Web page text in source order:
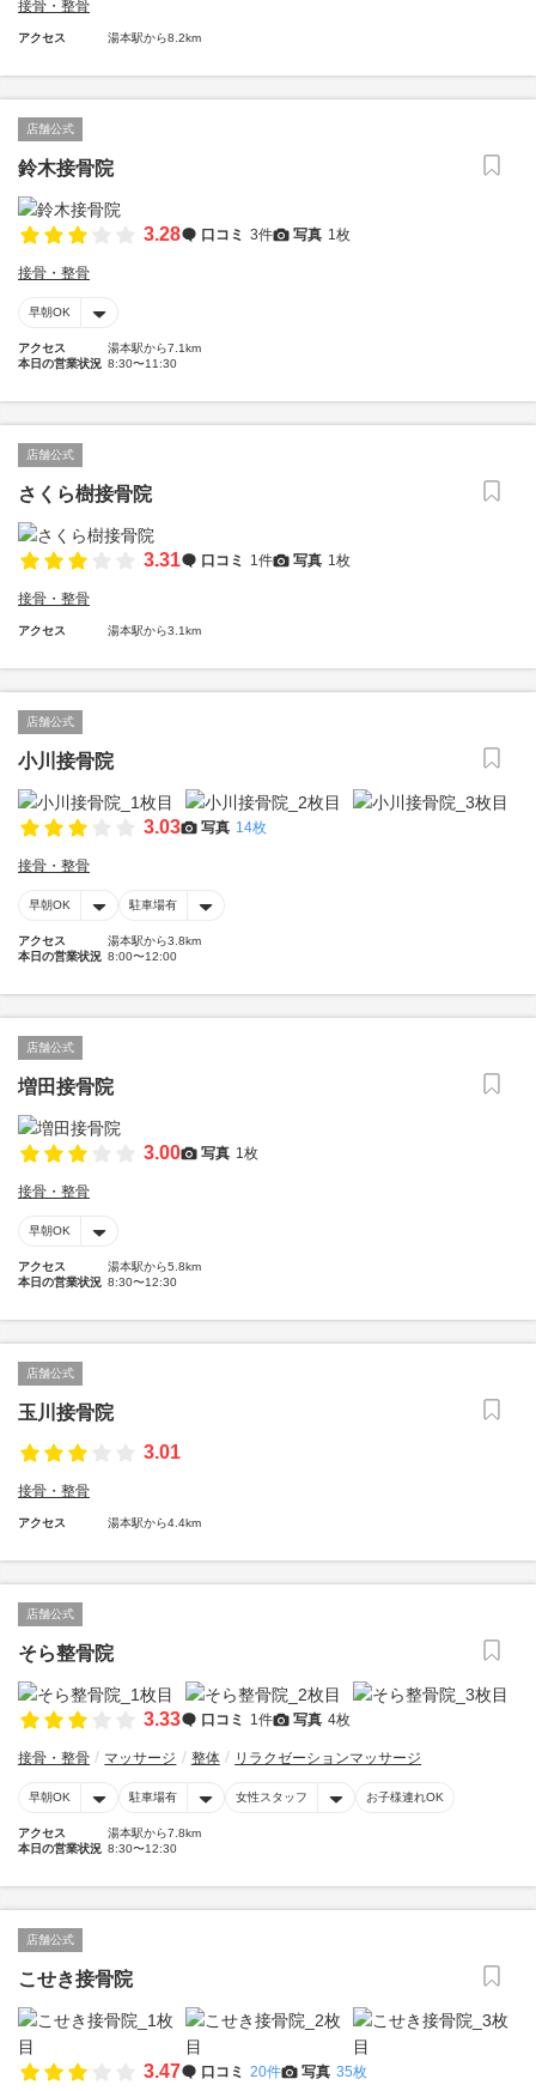
接骨・整骨
アクセス 湯本駅から8.2km
店舗公式
鈴木接骨院
3.28 口コミ 3件 写真 1枚
接骨・整骨
早朝OK
アクセス
湯本駅から7.1km
本日の営業状況 8:30〜11:30
店舗公式
さくら樹接骨院
3.31 口コミ 1件 写真 1枚
接骨・整骨
アクセス 湯本駅から3.1km
店舗公式
小川接骨院
3.03 写真 14枚
接骨・整骨
早朝OK 駐車場有
アクセス
湯本駅から3.8km
本日の営業状況 8:00〜12:00
店舗公式
増田接骨院
3.00 写真 1枚
接骨・整骨
早朝OK
アクセス
湯本駅から5.8km
本日の営業状況 8:30〜12:30
店舗公式
玉川接骨院
3.01
接骨・整骨
アクセス 湯本駅から4.4km
店舗公式
そら整骨院
3.33 口コミ 1件 写真 4枚
接骨・整骨 マッサージ 整体 リラクゼーションマッサージ
早朝OK 駐車場有 女性スタッフ お子様連れOK
アクセス
湯本駅から7.8km
本日の営業状況 8:30〜12:30
店舗公式
こせき接骨院
3.47 口コミ 20件 写真 35枚